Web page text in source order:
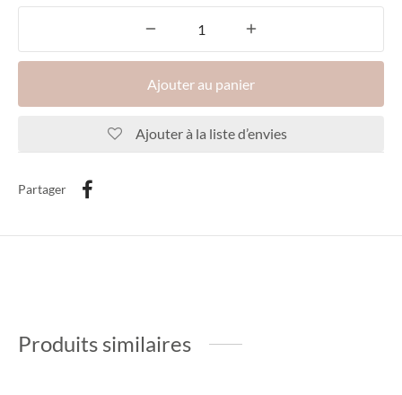
Ajouter au panier
Ajouter à la liste d’envies
Partager
Produits similaires